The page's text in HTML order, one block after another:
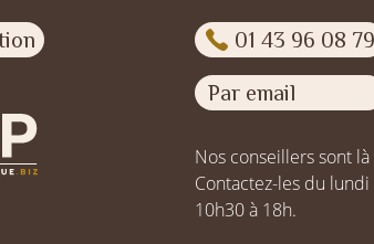
01 43 96 08 79
Par email
Nos conseillers sont
Contactez-les du
10h30 à 18h.